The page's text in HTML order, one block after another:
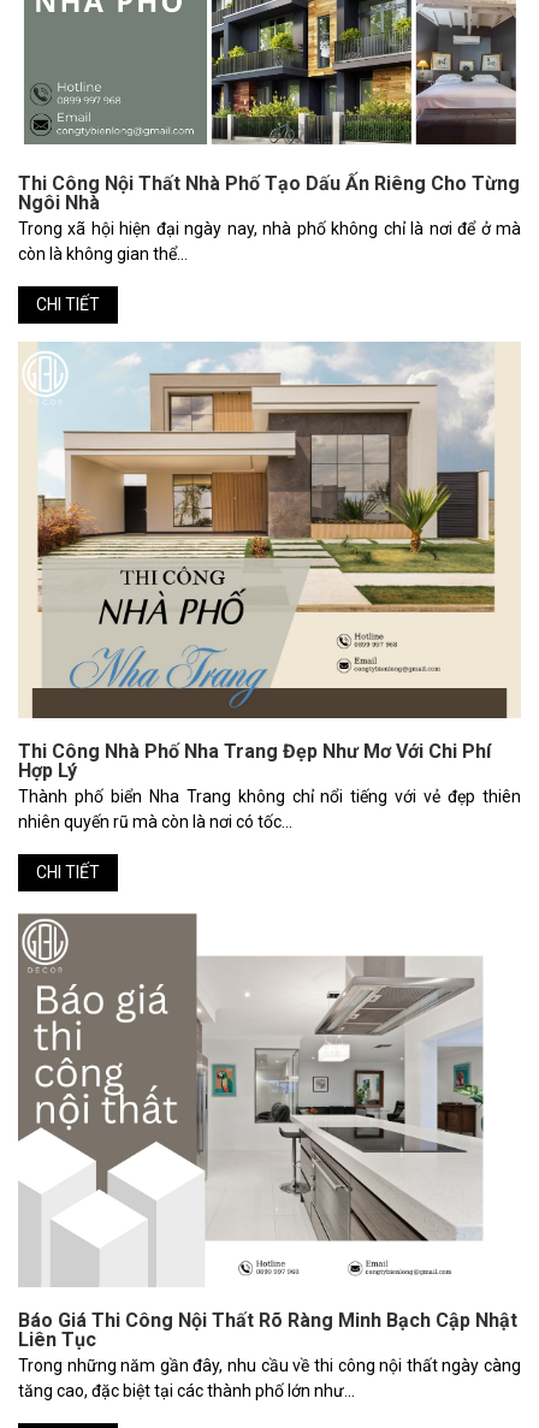
Thi Công Nội Thất Nhà Phố Tạo Dấu Ấn Riêng Cho Từng
Ngôi Nhà
Trong xã hội hiện đại ngày nay, nhà phố không chỉ là nơi để ở mà
còn là không gian thể...
CHI TIẾT
Thi Công Nhà Phố Nha Trang Đẹp Như Mơ Với Chi Phí
Hợp Lý
Thành phố biển Nha Trang không chỉ nổi tiếng với vẻ đẹp thiên
nhiên quyến rũ mà còn là nơi có tốc...
CHI TIẾT
Báo Giá Thi Công Nội Thất Rõ Ràng Minh Bạch Cập Nhật
Liên Tục
Trong những năm gần đây, nhu cầu về thi công nội thất ngày càng
tăng cao, đặc biệt tại các thành phố lớn như...